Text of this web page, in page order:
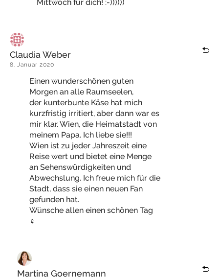
Mittwoch für dich! :-))))))
Claudia Weber
8. Januar 2020
Einen wunderschönen guten
Morgen an alle Raumseelen,
der kunterbunte Käse hat mich
kurzfristig irritiert, aber dann war es
mir klar. Wien, die Heimatstadt von
meinem Papa. Ich liebe sie!!!
Wien ist zu jeder Jahreszeit eine
Reise wert und bietet eine Menge
an Sehenswürdigkeiten und
Abwechslung. Ich freue mich für die
Stadt, dass sie einen neuen Fan
gefunden hat.
Wünsche allen einen schönen Tag
‍♀️
Martina Goernemann